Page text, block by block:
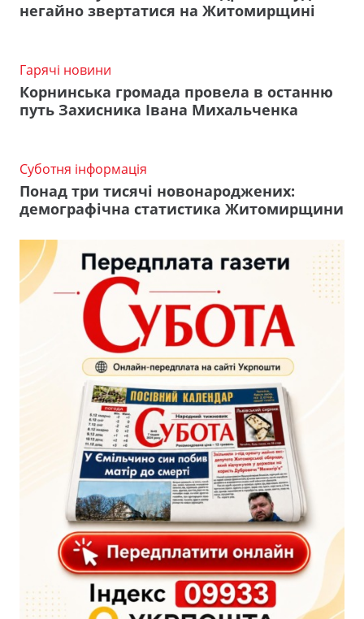
негайно звертатися на Житомирщині
Гарячі новини
Корнинська громада провела в останню
путь Захисника Івана Михальченка
Суботня інформація
Понад три тисячі новонароджених:
демографічна статистика Житомирщини